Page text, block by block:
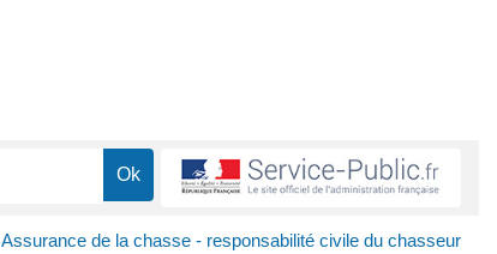
Assurance de la chasse - responsabilité civile du chasseur